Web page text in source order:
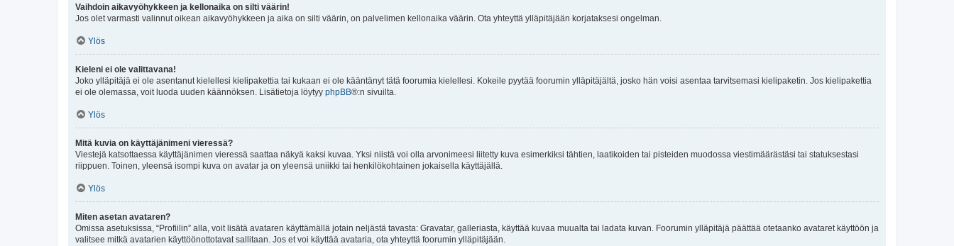
Vaihdoin aikavyöhykkeen ja kellonaika on silti väärin!
Jos olet varmasti valinnut oikean aikavyöhykkeen ja aika on silti väärin, on palvelimen kellonaika väärin. Ota yhteyttä ylläpitäjään korjataksesi ongelman.
Ylös
Kieleni ei ole valittavana!
Joko ylläpitäjä ei ole asentanut kielellesi kielipakettia tai kukaan ei ole kääntänyt tätä foorumia kielellesi. Kokeile pyytää foorumin ylläpitäjältä, josko hän voisi asentaa tarvitsemasi kielipaketin. Jos kielipakettia
ei ole olemassa, voit luoda uuden käännöksen. Lisätietoja löytyy phpBB®:n sivuilta.
Ylös
Mitä kuvia on käyttäjänimeni vieressä?
Viestejä katsottaessa käyttäjänimen vieressä saattaa näkyä kaksi kuvaa. Yksi niistä voi olla arvonimeesi liitetty kuva esimerkiksi tähtien, laatikoiden tai pisteiden muodossa viestimäärästäsi tai statuksestasi
riippuen. Toinen, yleensä isompi kuva on avatar ja on yleensä uniikki tai henkilökohtainen jokaisella käyttäjällä.
Ylös
Miten asetan avataren?
Omissa asetuksissa, “Profiilin” alla, voit lisätä avataren käyttämällä jotain neljästä tavasta: Gravatar, galleriasta, käyttää kuvaa muualta tai ladata kuvan. Foorumin ylläpitäjä päättää otetaanko avataret käyttöön ja
valitsee mitkä avatarien käyttöönottotavat sallitaan. Jos et voi käyttää avataria, ota yhteyttä foorumin ylläpitäjään.